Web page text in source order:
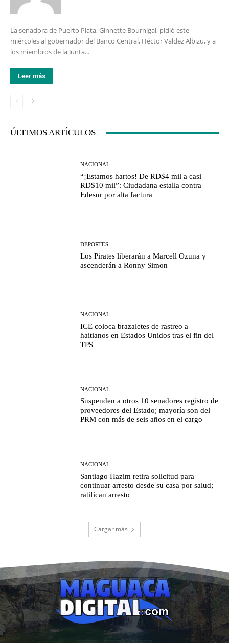
La senadora de Puerto Plata, Ginnette Bournigal, pidió este
miércoles al gobernador del Banco Central, Héctor Valdez Albizu, y a
los miembros de la Junta...
Leer más
ÚLTIMOS ARTÍCULOS
NACIONAL
“¡Estamos hartos! De RD$4 mil a casi
RD$10 mil”: Ciudadana estalla contra
Edesur por alta factura
DEPORTES
Los Pirates liberarán a Marcell Ozuna y
ascenderán a Ronny Simon
NACIONAL
ICE coloca brazaletes de rastreo a
haitianos en Estados Unidos tras el fin del
TPS
NACIONAL
Suspenden a otros 10 senadores registro de
proveedores del Estado; mayoría son del
PRM con más de seis años en el cargo
NACIONAL
Santiago Hazim retira solicitud para
continuar arresto desde su casa por salud;
ratifican arresto
Cargar más